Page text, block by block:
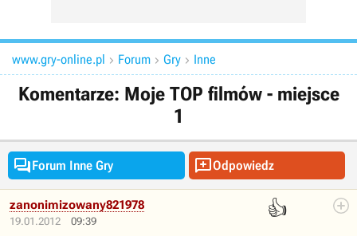
www.gry-online.pl  Forum  Gry  Inne
Komentarze: Moje TOP filmów - miejsce
1
Forum Inne Gry Odpowiedz
19.01.2012 09:39
👍
zanonimizowany821978